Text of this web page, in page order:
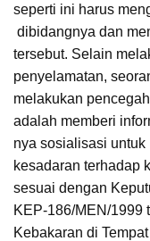
seperti ini harus
dibidangnya dan
tersebut. Selain
penyelamatan,
melakukan
adalah memberi
nya sosialisasi
kesadaran terhadap
sesuai dengan
KEP-186/MEN/1999
Kebakaran di